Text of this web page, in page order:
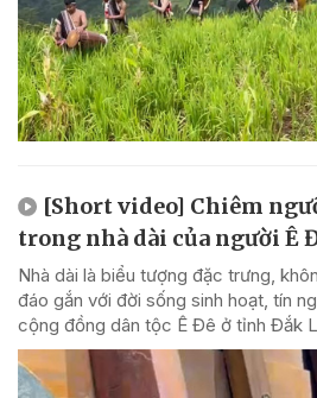
[Short video] Chiêm
trong nhà dài của người Ê
Nhà dài là biểu tượng đặc trưng,
đáo gắn với đời sống sinh hoạt, tín
cộng đồng dân tộc Ê Đê ở tỉnh Đắk